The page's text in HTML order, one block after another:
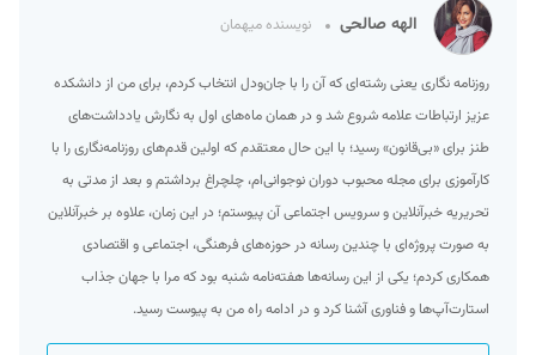
الهه صالحی نویسنده میهمان
روزنامه نگاری یعنی رشته‌ای که آن را با جان‌ودل انتخاب کردم، برای من از دانشکده
عزیز ارتباطات علامه شروع شد و در همان ماه‌های اول به نگارش یادداشت‌های
طنز برای «بی‌قانون» رسید؛ با این حال معتقدم که اولین قدم‌های روزنامه‌نگاری را با
کارآموزی برای مجله محبوب دوران نوجوانی‌ام، چلچراغ برداشتم و بعد از مدتی به
تحریریه خبرآنلاین و سرویس اجتماعی آن پیوستم؛ در این زمان، علاوه بر خبرآنلاین
به صورت پروژه‌ای با چندین رسانه در حوزه‌های فرهنگی، اجتماعی و اقتصادی
همکاری کردم؛ یکی از این رسانه‌ها هفته‌نامه شنبه بود که مرا با جهان جذاب
استارت‌آپ‌ها و فناوری آشنا کرد و در ادامه راه من به پیوست رسید.